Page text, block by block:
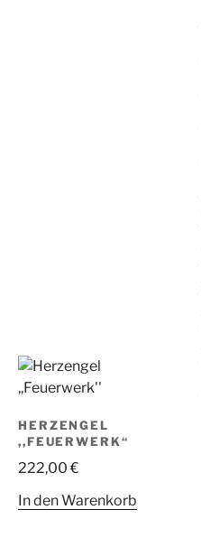
HERZENGEL
,,FEUERWERK“
222,00€
In den Warenkorb